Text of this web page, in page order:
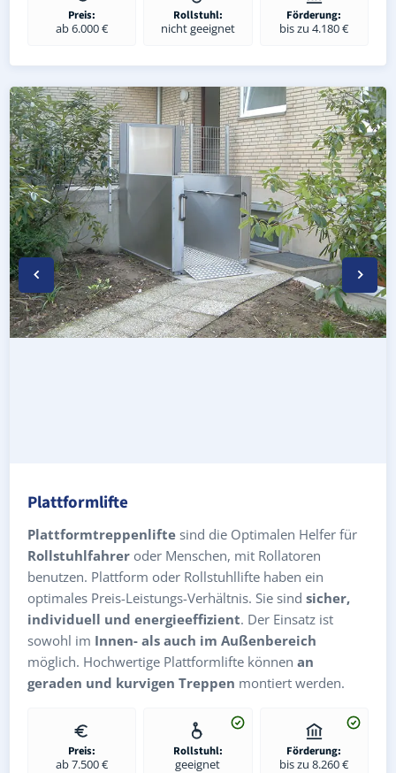
Preis:
ab 6.000 €
Rollstuhl:
nicht geeignet
Förderung:
bis zu 4.180 €
Wetterfester Plattformlift außen in Koldenbüttel
Rollstuhl-Plattformlift in Koldenbüttel (Landkreis
Plattformlifte
Plattformtreppenlifte sind die Optimalen Helfer für
Rollstuhlfahrer oder Menschen, mit Rollatoren
benutzen. Plattform oder Rollstuhllifte haben ein
optimales Preis-Leistungs-Verhältnis. Sie sind sicher,
individuell und energieeffizient. Der Einsatz ist
sowohl im Innen- als auch im Außenbereich
möglich. Hochwertige Plattformlifte können an
geraden und kurvigen Treppen montiert werden.
Preis:
ab 7.500 €
Rollstuhl:
geeignet
Förderung:
bis zu 8.260 €